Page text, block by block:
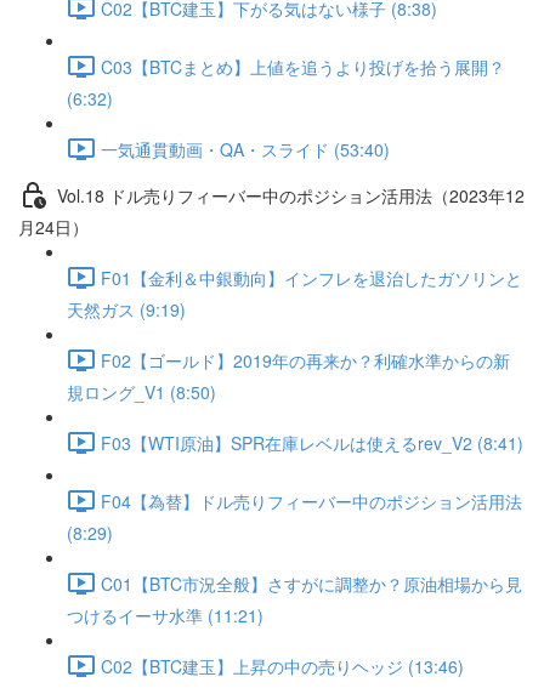
C02【BTC建玉】下がる気はない様子 (8:38)
C03【BTCまとめ】上値を追うより投げを拾う展開？
(6:32)
一気通貫動画・QA・スライド (53:40)
Vol.18 ドル売りフィーバー中のポジション活用法（2023年12
月24日）
F01【金利＆中銀動向】インフレを退治したガソリンと
天然ガス (9:19)
F02【ゴールド】2019年の再来か？利確水準からの新
規ロング_V1 (8:50)
F03【WTI原油】SPR在庫レベルは使えるrev_V2 (8:41)
F04【為替】ドル売りフィーバー中のポジション活用法
(8:29)
C01【BTC市況全般】さすがに調整か？原油相場から見
つけるイーサ水準 (11:21)
C02【BTC建玉】上昇の中の売りヘッジ (13:46)